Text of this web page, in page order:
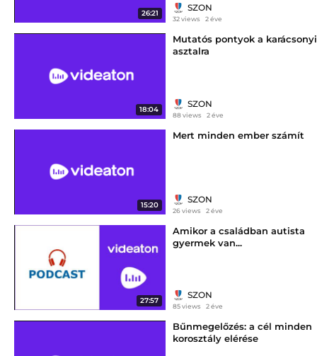
26:21
SZON
32 views 2 éve
18:04
Mutatós pontyok a karácsonyi
asztalra
SZON
88 views 2 éve
15:20
Mert minden ember számít
SZON
26 views 2 éve
27:57
Amikor a családban autista
gyermek van...
SZON
85 views 2 éve
Bűnmegelőzés: a cél minden
korosztály elérése